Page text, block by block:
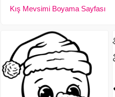
Kış Mevsimi Boyama Sayfası